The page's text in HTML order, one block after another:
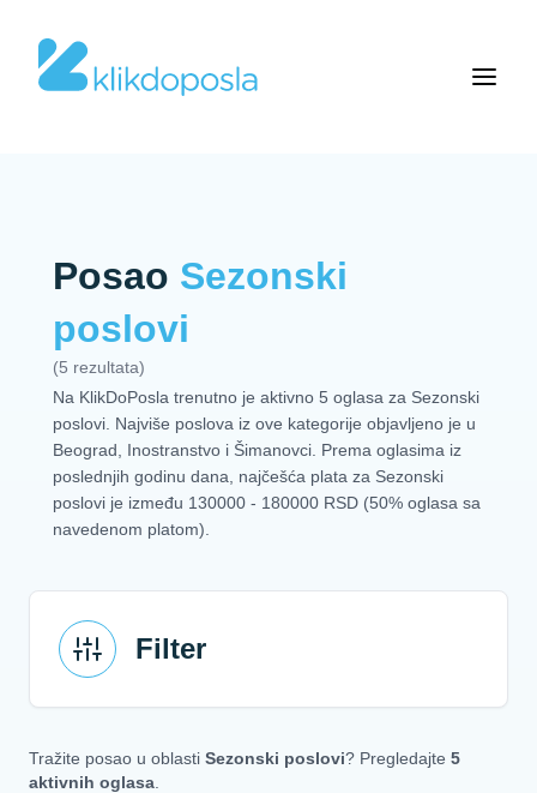
Posao Sezonski
poslovi
(5 rezultata)
Na KlikDoPosla trenutno je aktivno 5 oglasa za Sezonski
poslovi. Najviše poslova iz ove kategorije objavljeno je u
Beograd, Inostranstvo i Šimanovci. Prema oglasima iz
poslednjih godinu dana, najčešća plata za Sezonski
poslovi je između 130000 - 180000 RSD (50% oglasa sa
navedenom platom).
Filter
Tražite posao u oblasti Sezonski poslovi? Pregledajte 5
aktivnih oglasa